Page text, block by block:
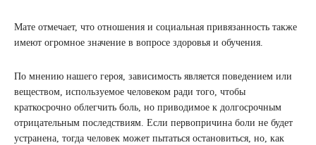
Мате отмечает, что отношения и социальная привязанность также
имеют огромное значение в вопросе здоровья и обучения.
По мнению нашего героя, зависимость является поведением или
веществом, используемое человеком ради того, чтобы
краткосрочно облегчить боль, но приводимое к долгосрочным
отрицательным последствиям. Если первопричина боли не будет
устранена, тогда человек может пытаться остановиться, но, как